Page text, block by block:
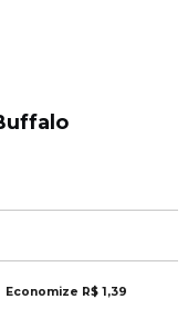
Economize R$ 1,39